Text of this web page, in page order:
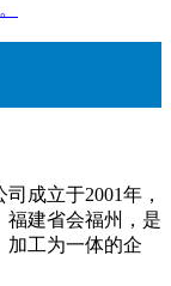
成立于2001年，
福建省会福州，是
加工为一体的企